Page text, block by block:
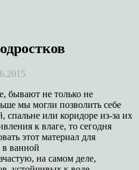
бывают не только не
мы могли позволить себе
спальне или коридоре из-за их
к влаге, то сегодня
этот материал для
в ванной
на самом деле,